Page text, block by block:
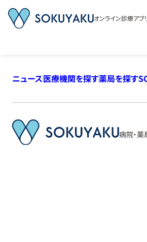
オンライン診療ア
ニュース医療機関を探す薬局を探す
病院・薬